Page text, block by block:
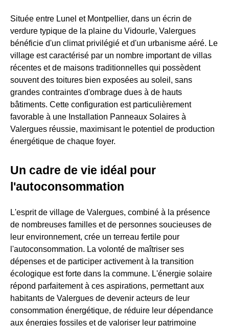
Située entre Lunel et Montpellier, dans un écrin de
verdure typique de la plaine du Vidourle, Valergues
bénéficie d'un climat privilégié et d'un urbanisme aéré. Le
village est caractérisé par un nombre important de villas
récentes et de maisons traditionnelles qui possèdent
souvent des toitures bien exposées au soleil, sans
grandes contraintes d'ombrage dues à de hauts
bâtiments. Cette configuration est particulièrement
favorable à une Installation Panneaux Solaires à
Valergues réussie, maximisant le potentiel de production
énergétique de chaque foyer.
Un cadre de vie idéal pour
l'autoconsommation
L'esprit de village de Valergues, combiné à la présence
de nombreuses familles et de personnes soucieuses de
leur environnement, crée un terreau fertile pour
l'autoconsommation. La volonté de maîtriser ses
dépenses et de participer activement à la transition
écologique est forte dans la commune. L'énergie solaire
répond parfaitement à ces aspirations, permettant aux
habitants de Valergues de devenir acteurs de leur
consommation énergétique, de réduire leur dépendance
aux énergies fossiles et de valoriser leur patrimoine